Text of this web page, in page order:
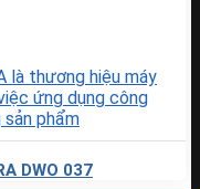
DWO 037